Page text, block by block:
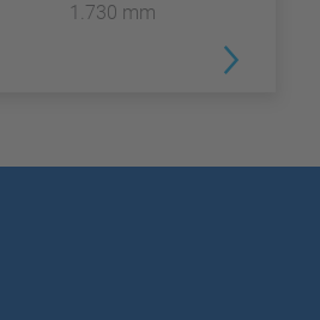
1.730 mm